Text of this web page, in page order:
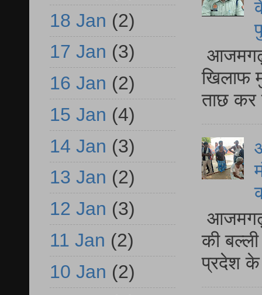
आजमगढ़
खिलाफ
ताछ कर
आजमगढ़
की
प्रदेश
18 Jan (2)
17 Jan (3)
16 Jan (2)
15 Jan (4)
14 Jan (3)
13 Jan (2)
12 Jan (3)
11 Jan (2)
10 Jan (2)